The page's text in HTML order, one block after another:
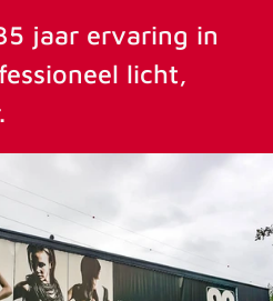
jaar ervaring in
licht,